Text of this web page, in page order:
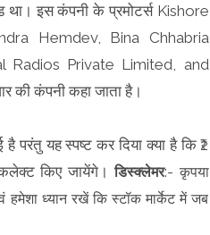
था। इस कंपनी के प्रमोटर्स Kishore
Hemdev, Bina Chhabria
Radios Private Limited, and
की कंपनी कहा जाता है।
यह स्पष्ट कर दिया क्या है कि ₹2
कलेक्ट किए जायेंगे।डिस्क्लेमर:- कृपया
ध्यान रखें कि स्टॉक मार्केट में जब